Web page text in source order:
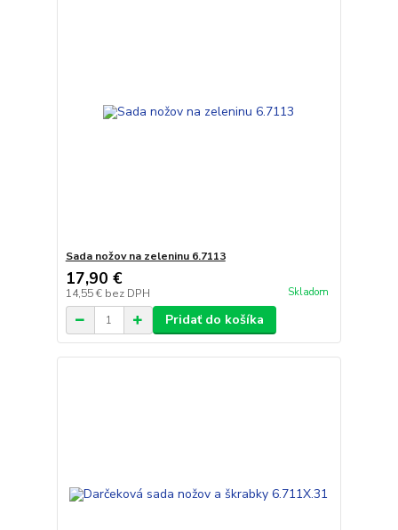
Sada nožov na zeleninu 6.7113
17,90 €
14,55 € bez DPH Skladom
Pridať do košíka